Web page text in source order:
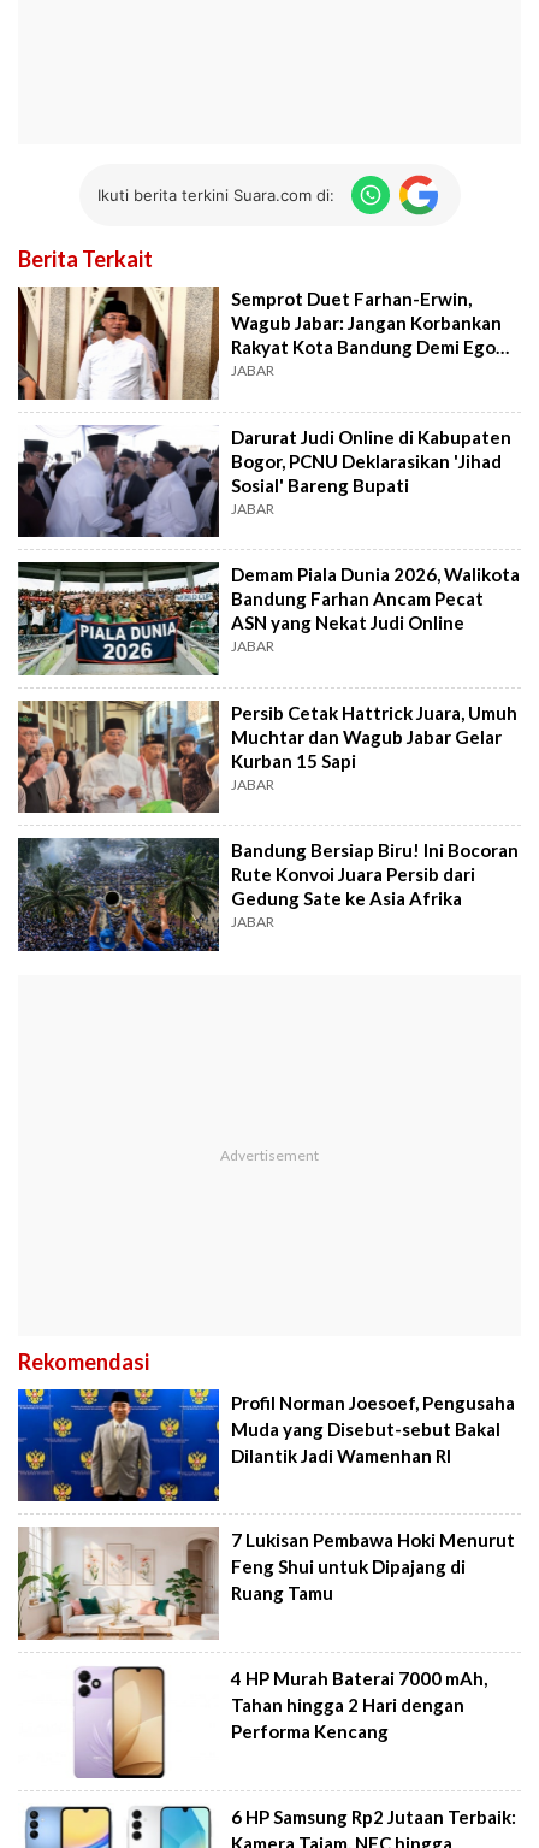
Ikuti berita terkini Suara.com di:
Berita Terkait
Semprot Duet Farhan-Erwin,
Wagub Jabar: Jangan Korbankan
Rakyat Kota Bandung Demi Ego
Pribadi
JABAR
Darurat Judi Online di Kabupaten
Bogor, PCNU Deklarasikan 'Jihad
Sosial' Bareng Bupati
JABAR
Demam Piala Dunia 2026, Walikota
Bandung Farhan Ancam Pecat
ASN yang Nekat Judi Online
JABAR
Persib Cetak Hattrick Juara, Umuh
Muchtar dan Wagub Jabar Gelar
Kurban 15 Sapi
JABAR
Bandung Bersiap Biru! Ini Bocoran
Rute Konvoi Juara Persib dari
Gedung Sate ke Asia Afrika
JABAR
Rekomendasi
Profil Norman Joesoef, Pengusaha
Muda yang Disebut-sebut Bakal
Dilantik Jadi Wamenhan RI
7 Lukisan Pembawa Hoki Menurut
Feng Shui untuk Dipajang di
Ruang Tamu
4 HP Murah Baterai 7000 mAh,
Tahan hingga 2 Hari dengan
Performa Kencang
6 HP Samsung Rp2 Jutaan Terbaik:
Kamera Tajam, NFC hingga